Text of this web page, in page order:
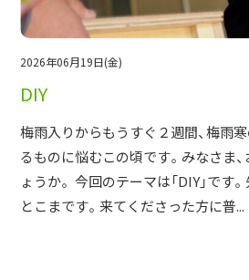
2026年06月19日(金)
DIY
梅雨入りからもうすぐ２週間、梅雨
るものに悩むこの頃です。みなさま
ょうか。 今回のテーマは「DIY」です
とこまです。来てくださった方に普...